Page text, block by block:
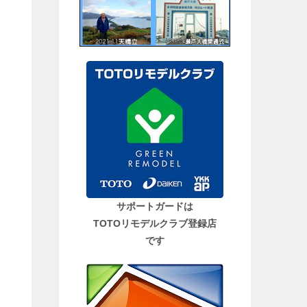
サポートガードは
TOTOリモデルクラブ登録店
です